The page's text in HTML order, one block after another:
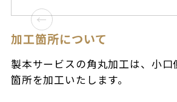
加工箇所について
製本サービスの角丸加工は、小
箇所を加工いたします。